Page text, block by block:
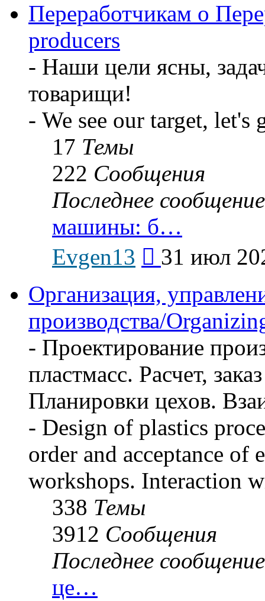
Переработчикам о
producers
- Наши цели ясны,
товарищи!
- We see our target, let's
17 Темы
222 Сообщения
Последнее сообщение
машины: б…
Evgen13
последнему
31 июл
Организация,
производства/
- Проектирование
пластмасс. Расчет,
Планировки цехов.
- Design of plastics
order and acceptance
workshops. Interaction
338 Темы
3912 Сообщения
Последнее сообщение
це…